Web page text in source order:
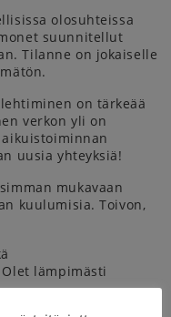
olosuhteissa
suunnitellut
Tilanne on jokaiselle
on tärkeää
verkon yli on
uusia yhteyksiä!
mukavaan
kuulumisia. Toivon,
lämpimästi